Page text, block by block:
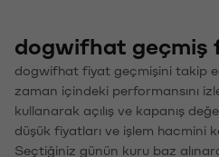
dogwifhat geçmiş
dogwifhat fiyat geçmişini takip
zaman içindeki performansını
kullanarak açılış ve kapanış
düşük fiyatları ve işlem hacmini
Seçtiğiniz günün kuru baz